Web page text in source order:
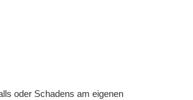
oder Schadens am eigenen